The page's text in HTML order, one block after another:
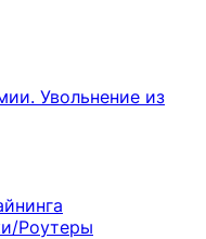
Увольнение из
Роутеры